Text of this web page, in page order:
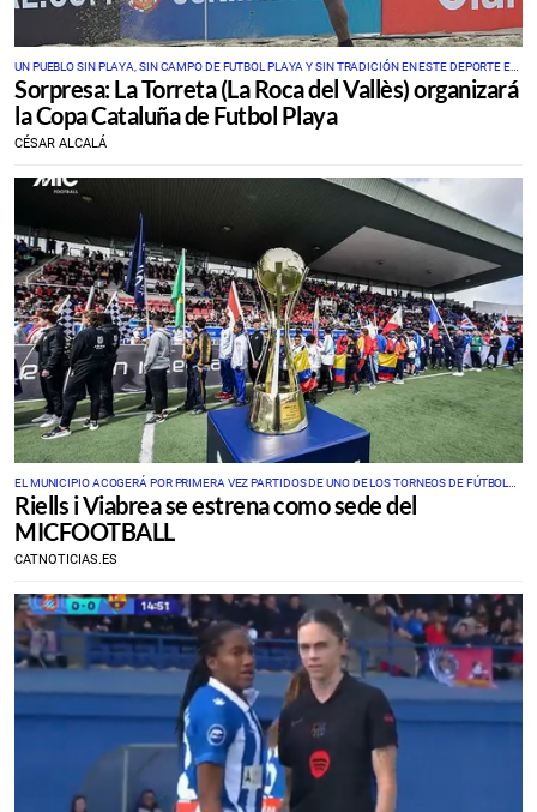
UN PUEBLO SIN PLAYA, SIN CAMPO DE FUTBOL PLAYA Y SIN TRADICIÓN EN ESTE DEPORTE ES
ELEGIDO POR LA FEDERACIÓN CATALANA
Sorpresa: La Torreta (La Roca del Vallès) organizará
la Copa Cataluña de Futbol Playa
CÉSAR ALCALÁ
EL MUNICIPIO ACOGERÁ POR PRIMERA VEZ PARTIDOS DE UNO DE LOS TORNEOS DE FÚTBOL
BASE MÁS PRESTIGIOSOS DEL MUNDO
Riells i Viabrea se estrena como sede del
MICFOOTBALL
CATNOTICIAS.ES